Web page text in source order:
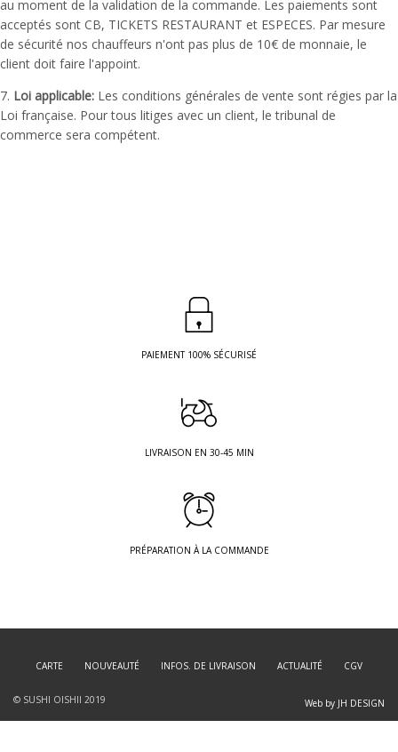
au moment de la validation de la commande. Les paiements sont
acceptés sont CB, TICKETS RESTAURANT et ESPECES. Par mesure
de sécurité nos chauffeurs n'ont pas plus de 10€ de monnaie, le
client doit faire l'appoint.
7. Loi applicable: Les conditions générales de vente sont régies par la
Loi française. Pour tous litiges avec un client, le tribunal de
commerce sera compétent.
PAIEMENT 100% SÉCURISÉ
LIVRAISON EN 30-45 MIN
PRÉPARATION À LA COMMANDE
CARTE NOUVEAUTÉ INFOS. DE LIVRAISON ACTUALITÉ CGV
© SUSHI OISHII 2019 Web by JH DESIGN